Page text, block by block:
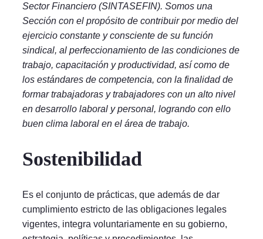
Sector Financiero (SINTASEFIN). Somos una
Sección con el propósito de contribuir por medio del
ejercicio constante y consciente de su función
sindical, al perfeccionamiento de las condiciones de
trabajo, capacitación y productividad, así como de
los estándares de competencia, con la finalidad de
formar trabajadoras y trabajadores con un alto nivel
en desarrollo laboral y personal, logrando con ello
buen clima laboral en el área de trabajo.
Sostenibilidad
Es el conjunto de prácticas, que además de dar
cumplimiento estricto de las obligaciones legales
vigentes, integra voluntariamente en su gobierno,